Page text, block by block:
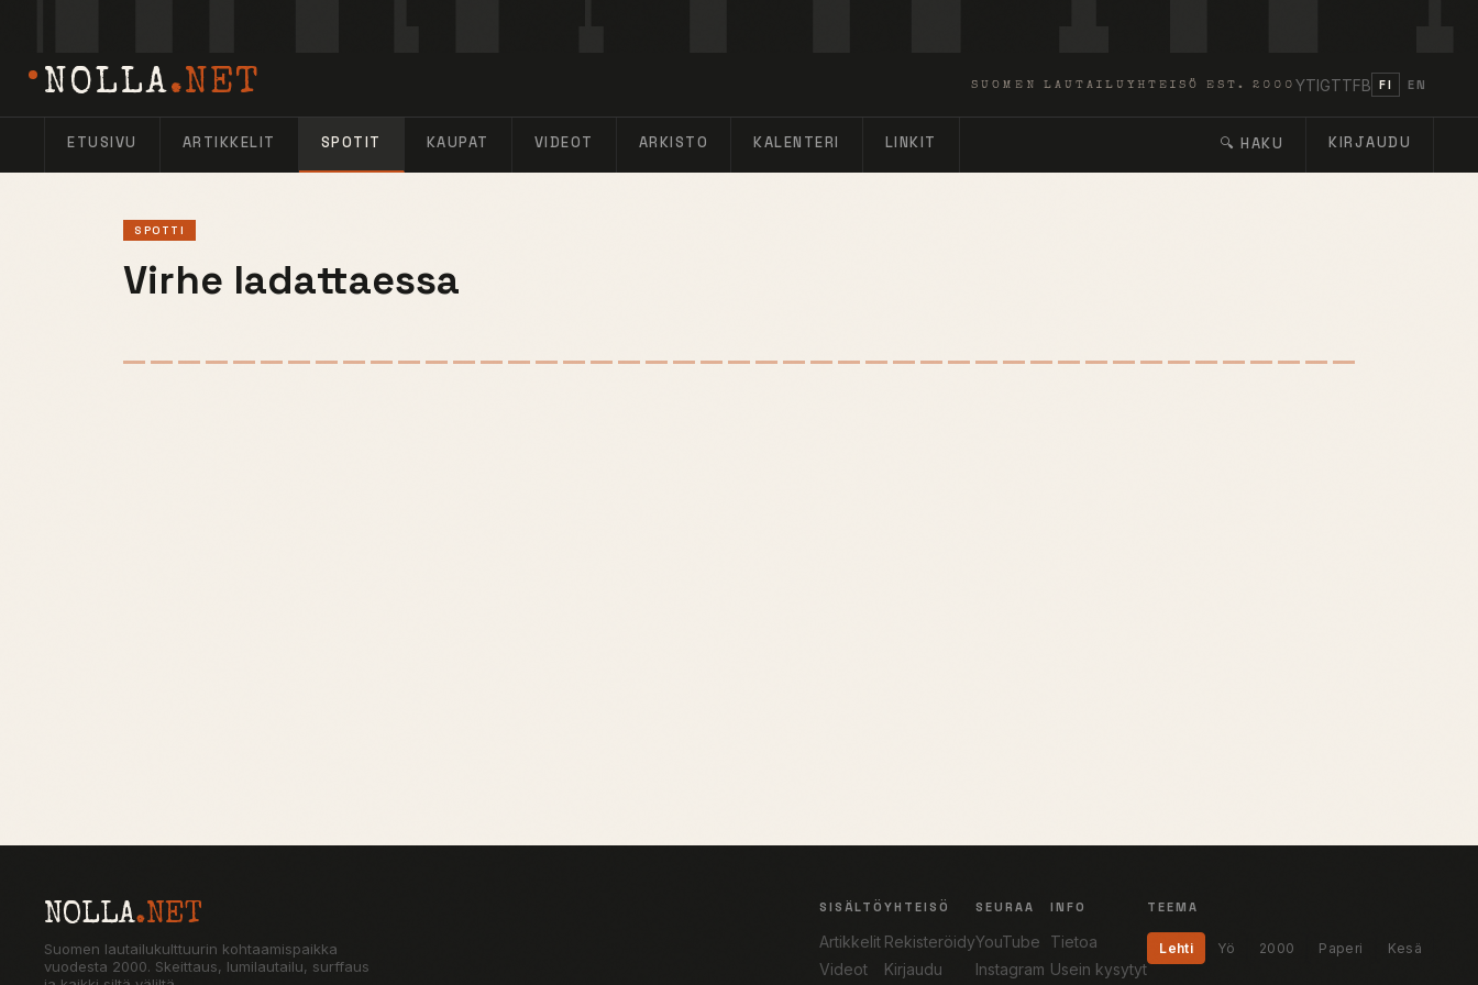
NOLLA.NET SUOMEN LAUTAILUYHTEISÖ EST. 2000 YTIGTTFB FI EN
ETUSIVU ARTIKKELIT SPOTIT KAUPAT VIDEOT ARKISTO KALENTERI LINKIT 🔍 HAKU KIRJAUDU
SPOTTI
Virhe ladattaessa
NOLLA.NET
Suomen lautailukulttuurin kohtaamispaikka
vuodesta 2000. Skeittaus, lumilautailu, surffaus
SISÄLTÖ
Artikkelit
Videot
YHTEISÖ
Rekisteröidy
Kirjaudu
SEURAA
YouTube
Instagram
INFO
Tietoa
Usein kysytyt
TEEMA
Lehti Yö 2000 Paperi Kesä